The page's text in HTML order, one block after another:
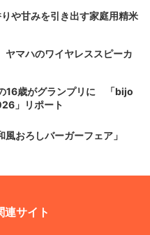
や甘みを引き出す家庭用精米
マハのワイヤレススピーカ
16歳がグランプリに 「bijo
」リポート
おろしバーガーフェア」
連サイト